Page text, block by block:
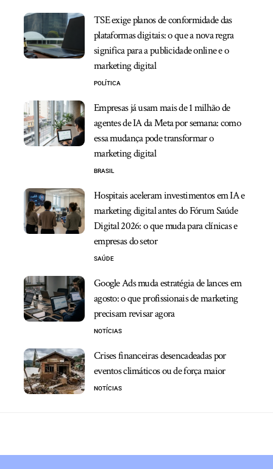
TSE exige planos de conformidade das
plataformas digitais: o que a nova regra
significa para a publicidade online e o
marketing digital
POLÍTICA
Empresas já usam mais de 1 milhão de
agentes de IA da Meta por semana: como
essa mudança pode transformar o
marketing digital
BRASIL
Hospitais aceleram investimentos em IA e
marketing digital antes do Fórum Saúde
Digital 2026: o que muda para clínicas e
empresas do setor
SAÚDE
Google Ads muda estratégia de lances em
agosto: o que profissionais de marketing
precisam revisar agora
NOTÍCIAS
Crises financeiras desencadeadas por
eventos climáticos ou de força maior
NOTÍCIAS